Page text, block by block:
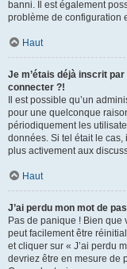
banni. Il est également
problème de configuration
Haut
Je m’étais déjà inscrit
connecter ?!
Il est possible qu’un
pour une quelconque
périodiquement les
données. Si tel était le
plus activement aux
Haut
J’ai perdu mon mot de
Pas de panique ! Bien que
peut facilement être
et cliquer sur « J’ai perdu
devriez être en mesure de